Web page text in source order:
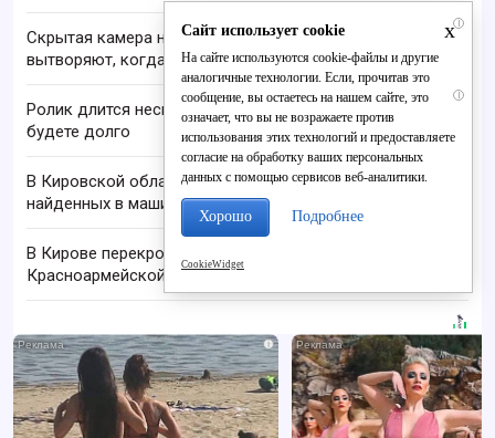
i
Скрытая камера на пляже Крыма: Что люди
вытворяют, когда их не видят...
i
Ролик длится несколько секунд, а смеяться вы
будете долго
В Кировской области проверяют гибель супругов,
найденных в машине в Вятке
В Кирове перекроют перекресток Ленина и
Красноармейской
i
x
Сайт использует cookie
На сайте используются cookie-файлы и другие
аналогичные технологии. Если, прочитав это
сообщение, вы остаетесь на нашем сайте, это
означает, что вы не возражаете против
использования этих технологий и предоставляете
согласие на обработку ваших персональных
данных с помощью сервисов веб-аналитики.
Хорошо Подробнее
CookieWidget